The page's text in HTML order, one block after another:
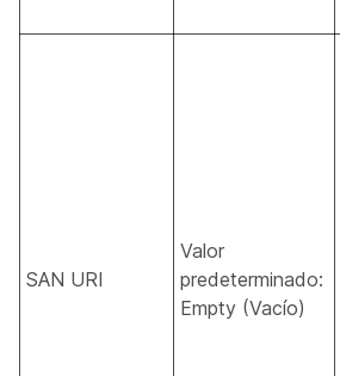
SAN URI
Valor
predeterminado:
Empty (Vacío)